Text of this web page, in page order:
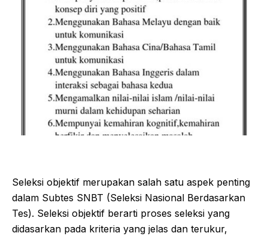
Seleksi objektif merupakan salah satu aspek penting
dalam Subtes SNBT (Seleksi Nasional Berdasarkan
Tes). Seleksi objektif berarti proses seleksi yang
didasarkan pada kriteria yang jelas dan terukur,